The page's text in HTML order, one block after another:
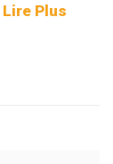
Lire Plus